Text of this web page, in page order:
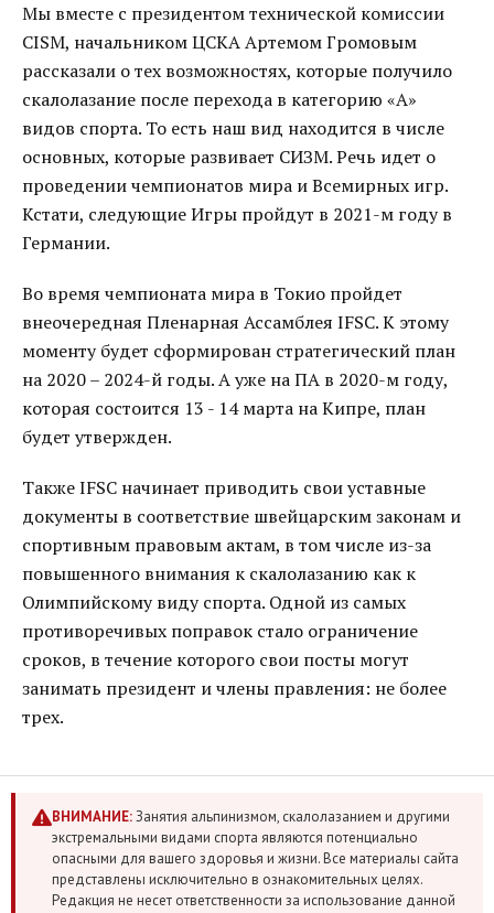
Мы вместе с президентом технической комиссии
CISM, начальником ЦСКА Артемом Громовым
рассказали о тех возможностях, которые получило
скалолазание после перехода в категорию «А»
видов спорта. То есть наш вид находится в числе
основных, которые развивает СИЗМ. Речь идет о
проведении чемпионатов мира и Всемирных игр.
Кстати, следующие Игры пройдут в 2021-м году в
Германии.
Во время чемпионата мира в Токио пройдет
внеочередная Пленарная Ассамблея IFSC. К этому
моменту будет сформирован стратегический план
на 2020 – 2024-й годы. А уже на ПА в 2020-м году,
которая состоится 13 - 14 марта на Кипре, план
будет утвержден.
Также IFSC начинает приводить свои уставные
документы в соответствие швейцарским законам и
спортивным правовым актам, в том числе из-за
повышенного внимания к скалолазанию как к
Олимпийскому виду спорта. Одной из самых
противоречивых поправок стало ограничение
сроков, в течение которого свои посты могут
занимать президент и члены правления: не более
трех.
ВНИМАНИЕ:Занятия альпинизмом, скалолазанием и другими
экстремальными видами спорта являются потенциально
опасными для вашего здоровья и жизни. Все материалы сайта
представлены исключительно в ознакомительных целях.
Редакция не несет ответственности за использование данной